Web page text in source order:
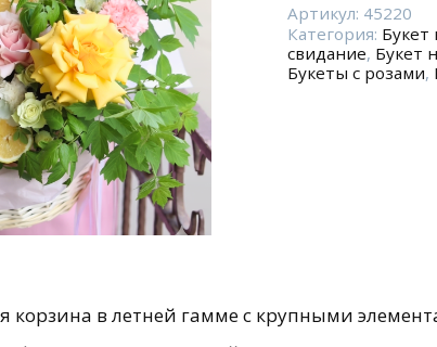
цветов
"Сицилийский
завтрак"
Артикул: 45220
Категория: Букет
свидание, Букет
Букеты с розами,
корзина в летней гамме с крупными